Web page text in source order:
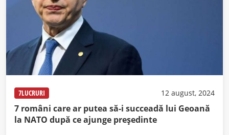
7LUCRURI 12 august, 2024
7 români care ar putea să-i succeadă lui Geoană
la NATO după ce ajunge președinte